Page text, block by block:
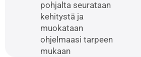
pohjalta seurataan
kehitystä ja
muokataan
ohjelmaasi tarpeen
mukaan